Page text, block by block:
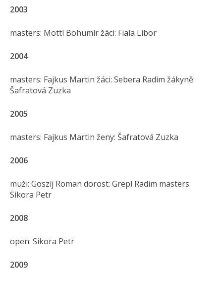
2003
masters: Mottl Bohumír žáci: Fiala Libor
2004
masters: Fajkus Martin žáci: Sebera Radim žákyně:
Šafratová Zuzka
2005
masters: Fajkus Martin ženy: Šafratová Zuzka
2006
muži: Goszij Roman dorost: Grepl Radim masters:
Sikora Petr
2008
open: Sikora Petr
2009